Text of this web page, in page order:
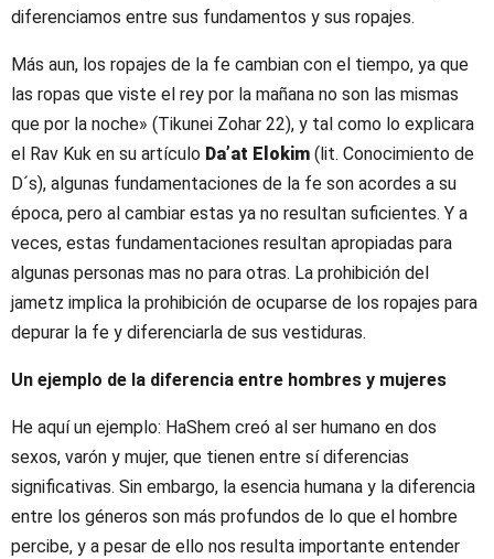
diferenciamos entre sus fundamentos y sus ropajes.
Más aun, los ropajes de la fe cambian con el tiempo, ya que
las ropas que viste el rey por la mañana no son las mismas
que por la noche» (Tikunei Zohar 22), y tal como lo explicara
el Rav Kuk en su artículo Da’at Elokim (lit. Conocimiento de
D´s), algunas fundamentaciones de la fe son acordes a su
época, pero al cambiar estas ya no resultan suficientes. Y a
veces, estas fundamentaciones resultan apropiadas para
algunas personas mas no para otras. La prohibición del
jametz implica la prohibición de ocuparse de los ropajes para
depurar la fe y diferenciarla de sus vestiduras.
Un ejemplo de la diferencia entre hombres y mujeres
He aquí un ejemplo: HaShem creó al ser humano en dos
sexos, varón y mujer, que tienen entre sí diferencias
significativas. Sin embargo, la esencia humana y la diferencia
entre los géneros son más profundos de lo que el hombre
percibe, y a pesar de ello nos resulta importante entender